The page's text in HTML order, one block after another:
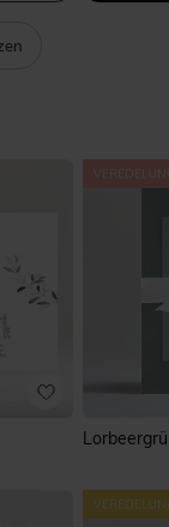
spielt. In dieser
und Format, wie
online mit
Preise inkl. MwSt.)